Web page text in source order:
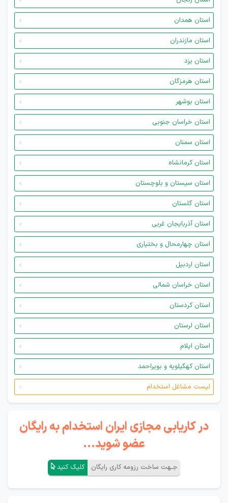
استان همدان
استان مازندران
استان یزد
استان هرمزگان
استان بوشهر
استان خراسان جنوبی
استان سمنان
استان کرمانشاه
استان سیستان و بلوچستان
استان گلستان
استان آذربایجان غربی
استان چهارمحال و بختیاری
استان اردبیل
استان خراسان شمالی
استان کردستان
استان لرستان
استان ایلام
استان کهگیلویه و بویراحمد
لیست مشاغل استخدام
در کاریابی مجازی ایران استخدام به رایگان
عضو شوید...
جـهت ساخت رزومه کاری رایگان کلیک کنید